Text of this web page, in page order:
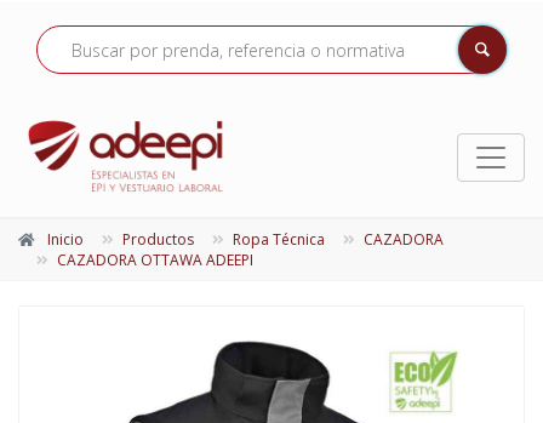
Inicio Productos Ropa Técnica
CAZADORA
CAZADORA OTTAWA ADEEPI